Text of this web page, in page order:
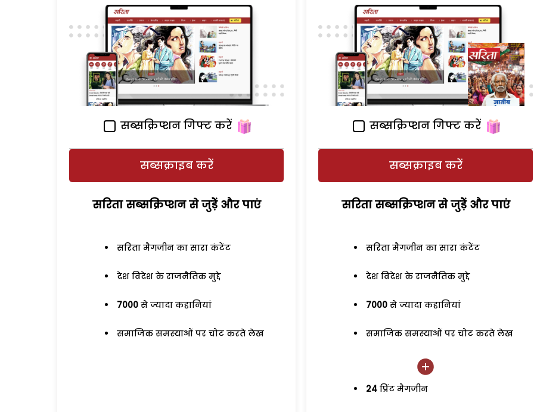
सब्सक्रिप्शन गिफ्ट करें
सब्सक्राइब करें
सरिता सब्सक्रिप्शन से जुड़ेें और पाएं
सरिता मैगजीन का सारा कंटेंट
देश विदेश के राजनैतिक मुद्दे
7000 से ज्यादा कहानियां
समाजिक समस्याओं पर चोट करते लेख
सब्सक्रिप्शन गिफ्ट करें
सब्सक्राइब करें
सरिता सब्सक्रिप्शन से जुड़ेें और पाएं
सरिता मैगजीन का सारा कंटेंट
देश विदेश के राजनैतिक मुद्दे
7000 से ज्यादा कहानियां
समाजिक समस्याओं पर चोट करते लेख
24 प्रिंट मैगजीन